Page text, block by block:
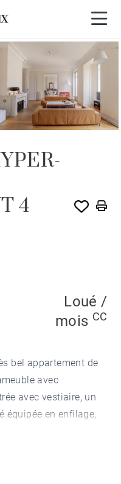
4
Loué /
mois CC
bel appartement de
avec
avec vestiaire, un
équipée en enfilage,
un espace parental
un WC, un bureau